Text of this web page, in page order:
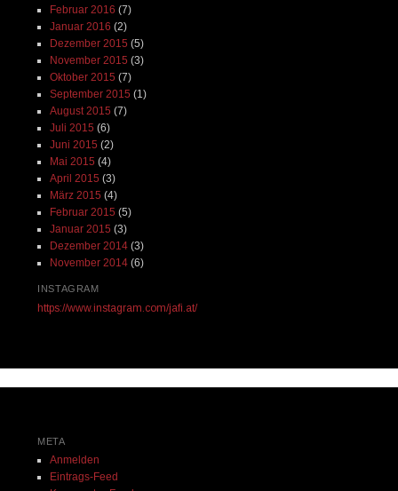
Februar 2016 (7)
Januar 2016 (2)
Dezember 2015 (5)
November 2015 (3)
Oktober 2015 (7)
September 2015 (1)
August 2015 (7)
Juli 2015 (6)
Juni 2015 (2)
Mai 2015 (4)
April 2015 (3)
März 2015 (4)
Februar 2015 (5)
Januar 2015 (3)
Dezember 2014(3)
November 2014(6)
INSTAGRAM
https://www.instagram.com/jafi.at/
META
Anmelden
Eintrags-Feed